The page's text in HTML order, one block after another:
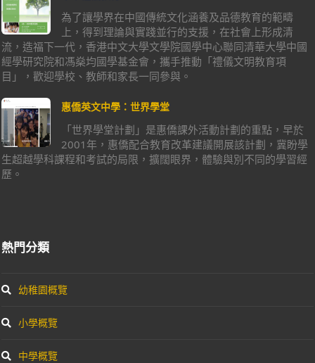
為了讓學界在中國傳統文化涵養及品德教育的範疇
上，得到理論與實踐並行的支援，在社會上形成清
流，造福下一代，香港中文大學文學院國學中心聯同清華大學中國
經學研究院和馮燊均國學基金會，攜手推動「禮儀文明教育項
目」，歡迎學校、教師和家長一同參與。
惠僑英文中學：世界學堂
「世界學堂計劃」是惠僑課外活動計劃的重點，早於
2001年，惠僑配合教育改革建議開展該計劃，冀盼學
生超越學科課程和考試的局限，擴闊眼界，體驗與別不同的學習經
歷。
熱門分類
幼稚園概覽
小學概覽
中學概覽